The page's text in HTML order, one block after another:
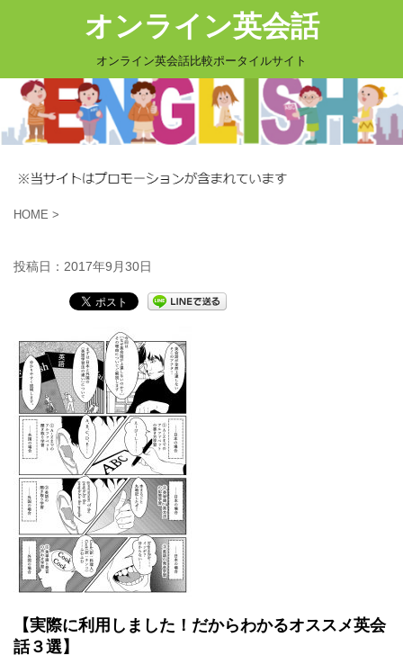
オンライン英会話
オンライン英会話比較ポータイルサイト
HOME >
投稿日： 2017年9月30日
【実際に利用しました！だからわかるオススメ英会
話３選】